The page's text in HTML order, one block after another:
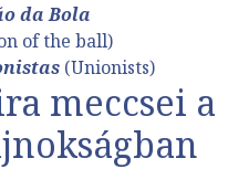
da Bola
of the ball)
(Unionists)
meccsei a